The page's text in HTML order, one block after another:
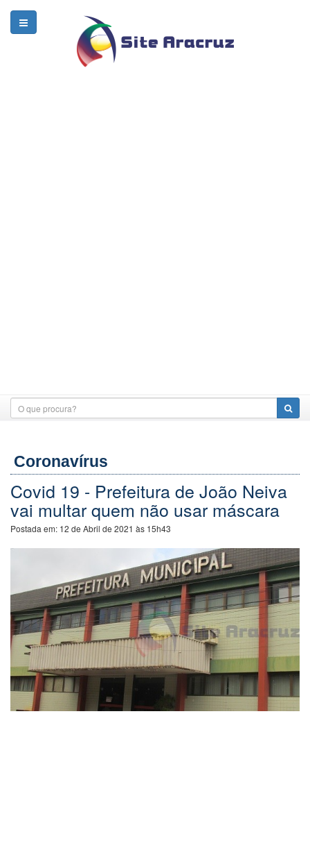
Coronavírus
Covid 19 - Prefeitura de João Neiva
vai multar quem não usar máscara
Postada em: 12 de Abril de 2021 às 15h43